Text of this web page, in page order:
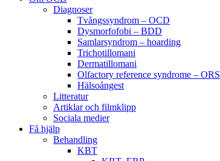
Diagnoser
Tvångssyndrom – OCD
Dysmorfofobi – BDD
Samlarsyndrom – hoarding
Trichotillomani
Dermatillomani
Olfactory reference syndrome – ORS
Hälsoångest
Litteratur
Artiklar och filmklipp
Sociala medier
Få hjälp
Behandling
KBT